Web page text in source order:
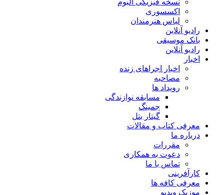
نسخه فیزیکی آلبوم
اکسسوری
لباس هنرمندان
رادیو آنلاین
بانک موسیقی
رادیو آنلاین
اخبار
اخبار اجراهای زنده
مصاحبه
رویداد ها
مسابقه نوازندگی
جمینگ
گیتار بتل
معرفی کتاب و مقالات
درباره ما
مقررات
دعوت به همکاری
تماس با ما
کارآفرینی
معرفی کافه ها
موزیک ویدیو